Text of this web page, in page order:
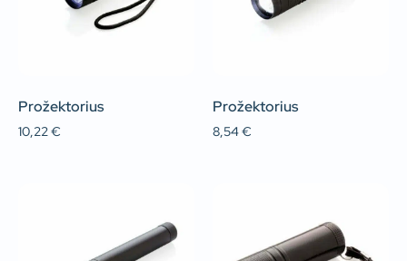
Prožektorius
10,22€
Prožektorius
8,54€